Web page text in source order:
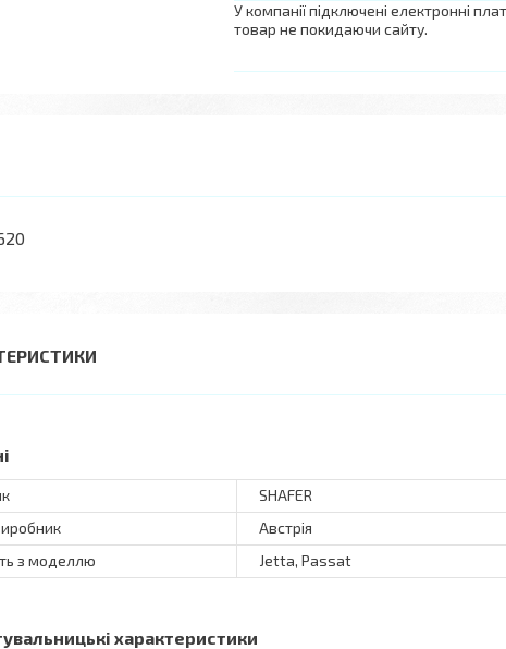
У компанії підключені електронні
товар не покидаючи сайту.
SHAFER
Австрія
з моделлю
Jetta, Passat
характеристики